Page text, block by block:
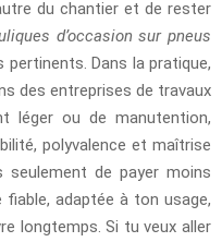
du chantier et de rester
d’occasion sur pneus
pertinents. Dans la pratique,
des entreprises de travaux
léger ou de manutention,
polyvalence et maîtrise
seulement de payer moins
adaptée à ton usage,
longtemps. Si tu veux aller